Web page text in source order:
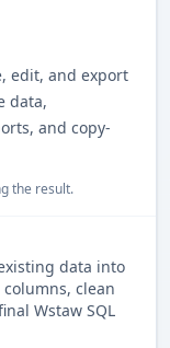
edit, and export
data,
and copy-
the result.
data into
clean
Wstaw SQL